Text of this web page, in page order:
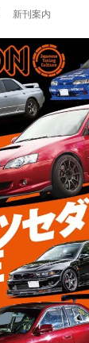
新刊案内